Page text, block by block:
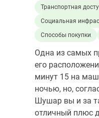
Транспортная
Социальная
Способы покупки
Одна из самых
его
минут 15 на
ночью, но,
Шушар вы и за
отличный плюс